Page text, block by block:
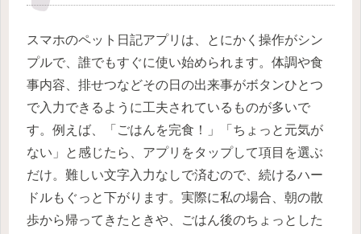
スマホのペット日記アプリは、とにかく操作がシン
プルで、誰でもすぐに使い始められます。体調や食
事内容、排せつなどその日の出来事がボタンひとつ
で入力できるように工夫されているものが多いで
す。例えば、「ごはんを完食！」「ちょっと元気が
ない」と感じたら、アプリをタップして項目を選ぶ
だけ。難しい文字入力なしで済むので、続けるハー
ドルもぐっと下がります。実際に私の場合、朝の散
歩から帰ってきたときや、ごはん後のちょっとした